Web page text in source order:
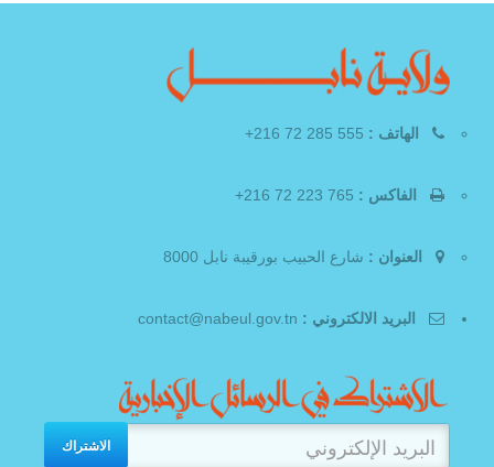
الهاتف :
الفاكس :
العنوان : شارع الحبيب بورقيبة نابل 8000
البريد الالكتروني :
الاشتراك